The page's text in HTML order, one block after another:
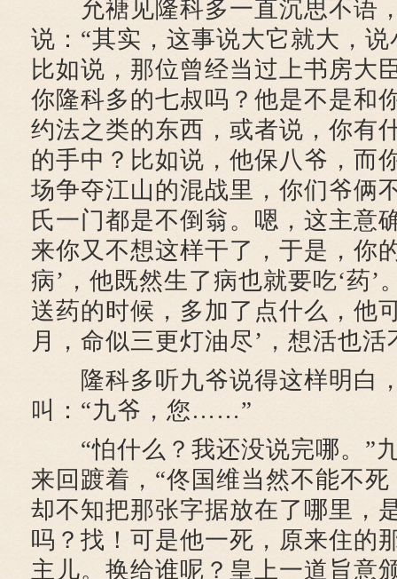
允禟见隆科多一直沉思不语
说：“其实，这事说大它就大，
比如说，那位曾经当过上书房大
你隆科多的七叔吗？他是不是和
约法之类的东西，或者说，你有
的手中？比如说，他保八爷，而
场争夺江山的混战里，你们爷俩
氏一门都是不倒翁。嗯，这主意
来你又不想这样干了，于是，你
病’，他既然生了病也就要吃‘药’
送药的时候，多加了点什么，他
月，命似三更灯油尽’，想活也
隆科多听九爷说得这样明白
叫：“九爷，您……”
“怕什么？我还没说完哪。”
来回踱着，“佟国维当然不能不
却不知把那张字据放在了哪里，
吗？找！可是他一死，原来住的
主儿。换给谁呢？皇上一道旨意